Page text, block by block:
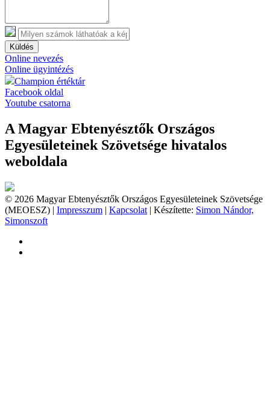
Küldés
Online nevezés
Online ügyintézés
Champion értéktár
Facebook oldal
Youtube csatorna
A Magyar Ebtenyésztők Országos
Egyesületeinek Szövetsége hivatalos
weboldala
© 2026 Magyar Ebtenyésztők Országos Egyesületeinek Szövetsége
(MEOESZ) | Impresszum | Kapcsolat | Készítette: Simon Nándor,
Simonszoft